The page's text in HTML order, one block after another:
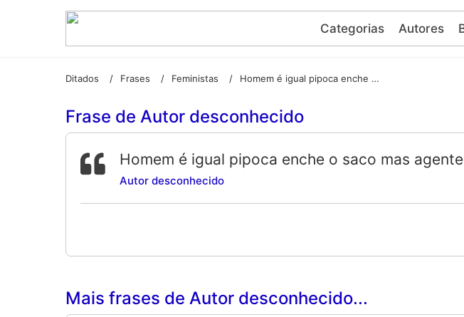
Categorias Autores
Ditados / Frases / Feministas / Homem é igual pipoca enche o saco mas agente vive comendo.
Frase de Autor desconhecido
Homem é igual pipoca enche o saco mas
Autor desconhecido
Mais frases de Autor desconhecido...